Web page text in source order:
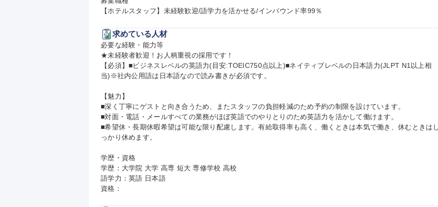
【ホテルスタッフ】未経験歓迎/語学力を活かせる/インバウンド率99％
求めている人材
必要な経験・能力等
★未経験者歓迎！お人柄重視の採用です！
【必須】■ビジネスレベルの英語力(目安:TOEIC750点以上)■ネイティブレベルの日本語力(JLPT N1以上相
当)※社内公用語は日本語なので読み書きが必須です。
【魅力】
■深く丁寧にゲストと向き合うため、またスタッフの負担軽減のため予約の制限を設けています。
■対面・電話・メールすべての業務がほぼ英語でのやりとりのため英語力を活かして働けます。
■希望休・長期休暇希望は可能な限り配慮します。有給取得率も高く、働くときは本気で働き、休むときは
っかり休めます。
学歴・資格
学歴：大学院 大学 高専 短大 専修学校 高校
語学力：英語 日本語
資格：